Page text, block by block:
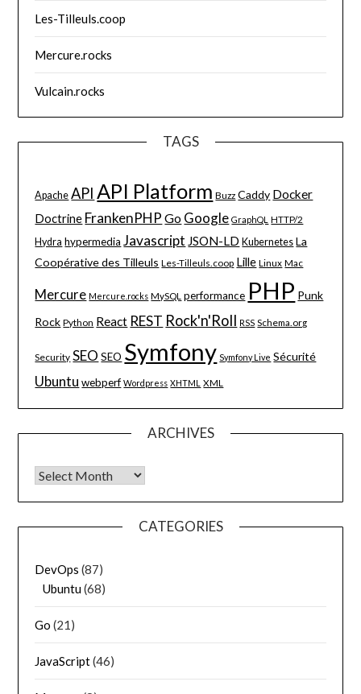
Les-Tilleuls.coop
Mercure.rocks
Vulcain.rocks
TAGS
Apache API API Platform Buzz Caddy Docker
Doctrine FrankenPHP Go Google GraphQL HTTP/2
Hydra hypermedia Javascript JSON-LD Kubernetes La
Coopérative des Tilleuls Les-Tilleuls.coop Lille Linux Mac
Mercure Mercure.rocks MySQL performance PHP Punk
Rock Python React REST Rock'n'Roll RSS Schema.org
Security SEO SEO Symfony Symfony Live Sécurité
Ubuntu webperf Wordpress XHTML XML
ARCHIVES
Archives
CATEGORIES
DevOps (87)
Ubuntu(68)
Go (21)
JavaScript(46)